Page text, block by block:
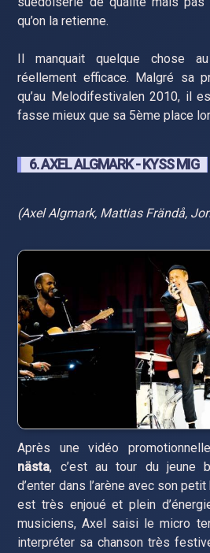
qu’on la retienne.
Il manquait quelque chose
réellement efficace. Malgré sa
qu’au Melodifestivalen 2010, il
fasse mieux que sa 5ème place
6. AXEL ALGMARK - KYSS MIG
(Axel Algmark, Mattias Frändå,
Après une vidéo
nästa, c’est au tour du jeune
d’enter dans l’arène avec son
est très enjoué et plein
musiciens, Axel saisi le micro
interpréter sa chanson très